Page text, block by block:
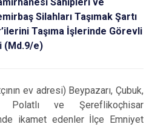
Silahları Taşımak Şartı
Taşıma İşlerinde Görevli
(Md.9/e)
ev adresi) Beypazarı, Çubuk,
Polatlı ve Şereflikoçhisar
ikamet edenler İlçe Emniyet